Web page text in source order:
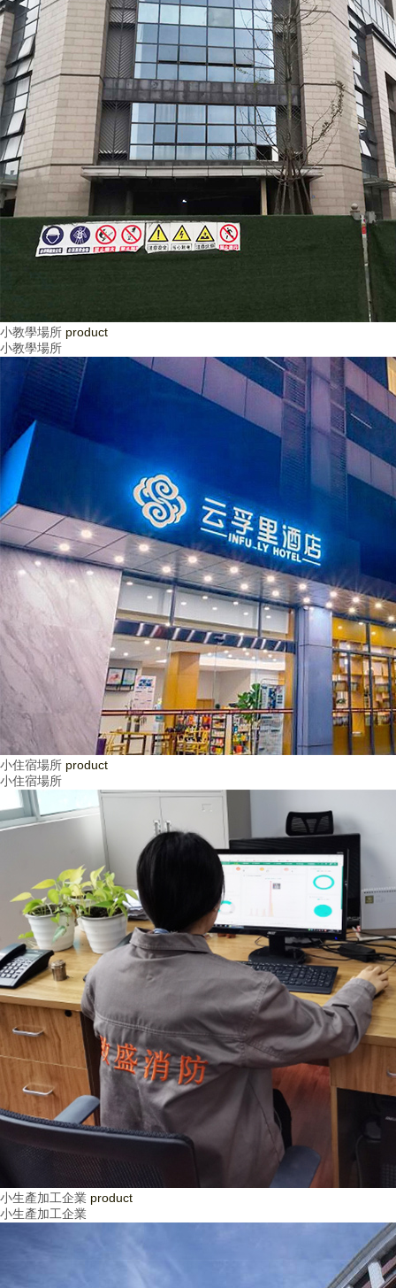
小教學場所 product
小教學場所
小住宿場所 product
小住宿場所
小生產加工企業 product
小生產加工企業